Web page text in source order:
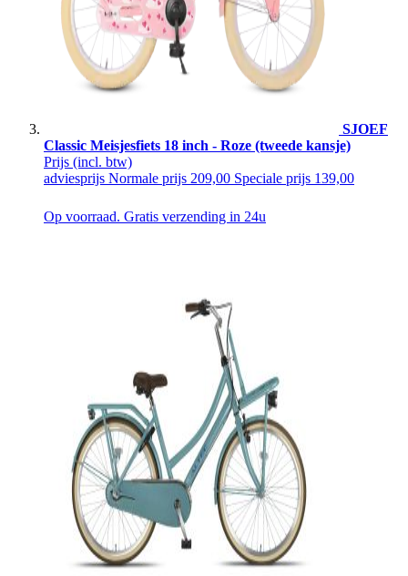
SJOEF
Classic Meisjesfiets 18 inch - Roze (tweede kansje)
Prijs (incl. btw)
adviesprijs Normale prijs 209,00 Speciale prijs 139,00
Op voorraad. Gratis verzending in 24u